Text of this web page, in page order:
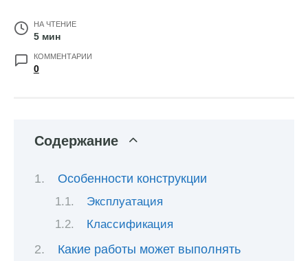
НА ЧТЕНИЕ
5 мин
КОММЕНТАРИИ
0
Содержание
Особенности конструкции
Эксплуатация
Классификация
Какие работы может выполнять